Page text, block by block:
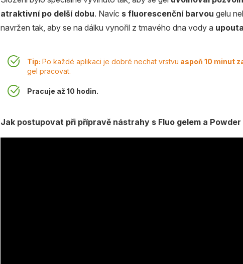
atraktivní po delší dobu. Navíc s fluorescenční barvou gelu
navržen tak, aby se na dálku vynořil z tmavého dna vody a
Tip: Po každé aplikaci je dobré nechat vrstvu aspoň 10 minut
gel pracovat.
Pracuje až 10 hodin.
Jak postupovat při přípravě nástrahy s Fluo gelem a Powder